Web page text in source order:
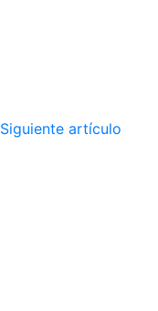
Siguiente artículo